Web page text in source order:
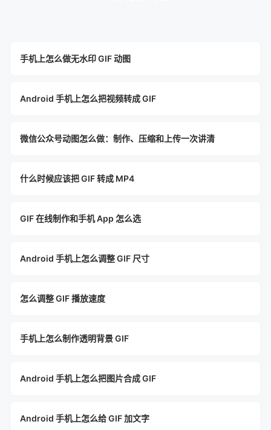
手机上怎么做无水印 GIF 动图
Android 手机上怎么把视频转成 GIF
微信公众号动图怎么做：制作、压缩和上传一次讲清
什么时候应该把 GIF 转成 MP4
GIF 在线制作和手机 App 怎么选
Android 手机上怎么调整 GIF 尺寸
怎么调整 GIF 播放速度
手机上怎么制作透明背景 GIF
Android 手机上怎么把图片合成 GIF
Android 手机上怎么给 GIF 加文字